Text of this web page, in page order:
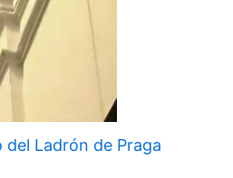
Ladrón de Praga